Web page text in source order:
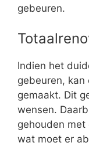
gebeuren.
Indien het
gebeuren,
gemaakt. Dit
wensen.
gehouden met
wat moet er